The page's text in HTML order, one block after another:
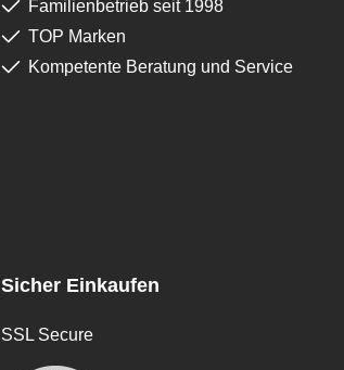
Familienbetrieb seit 1998
TOP Marken
Kompetente Beratung und Service
Sicher Einkaufen
SSL Secure